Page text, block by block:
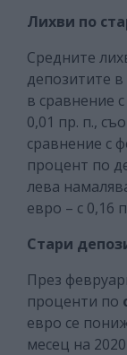
Лихви по
Средните
депозитите
в сравнение
0,01 пр. п.,
сравнение с
процент по
лева
евро – с 0,16
Стари
През
проценти по
евро се
месец на 2020